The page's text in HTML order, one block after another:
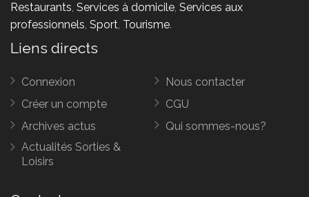
Restaurants, Services à domicile, Services aux
professionnels, Sport, Tourisme.
Liens directs
Connexion
Créer un compte
Archives actus
Actualités Sorties &
Loisirs
Nous contacter
CGU
Qui sommes-nous?